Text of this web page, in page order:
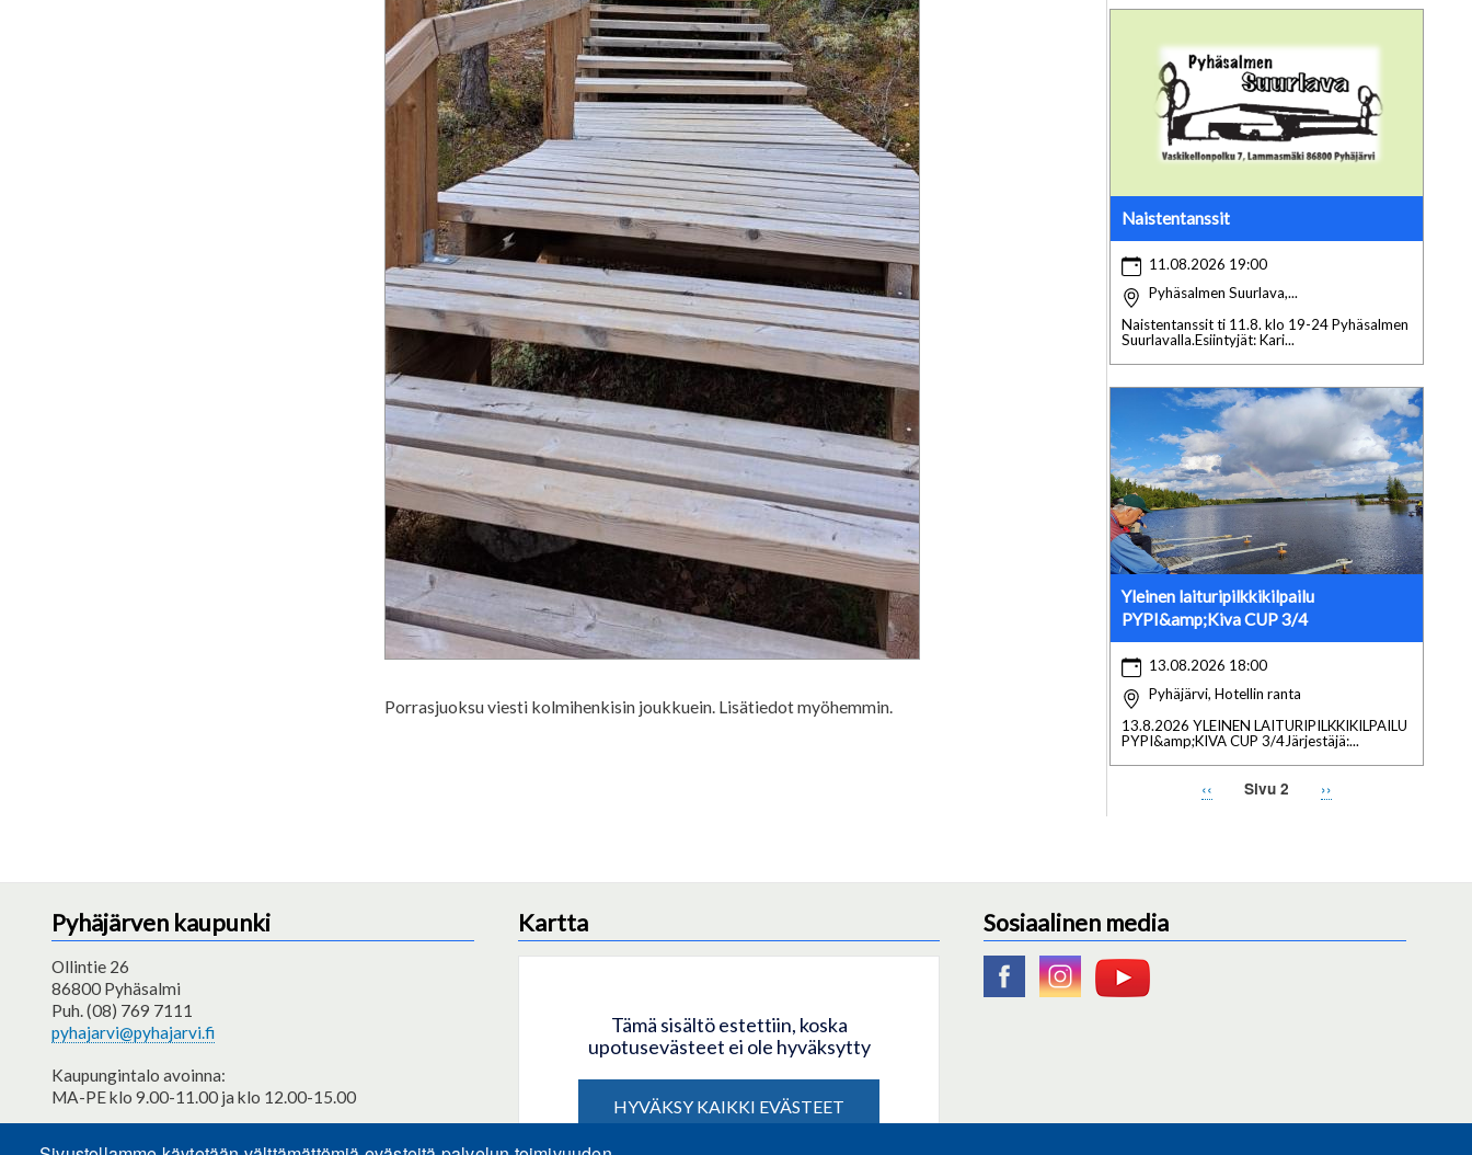
Porrasjuoksu viesti kolmihenkisin joukkuein. Lisätiedot myöhemmin.
Naistentanssit
11.08.2026 19:00
Pyhäsalmen Suurlava,...
Naistentanssit ti 11.8. klo 19-24 Pyhäsalmen
Suurlavalla.Esiintyjät: Kari...
Yleinen laituripilkkikilpailu
PYPI&amp;Kiva CUP 3/4
13.08.2026 18:00
Pyhäjärvi, Hotellin ranta
13.8.2026 YLEINEN LAITURIPILKKIKILPAILU
PYPI&amp;KIVA CUP 3/4Järjestäjä:...
Edellinen
‹‹ Sivu 2
Seuraava
››
Pyhäjärven kaupunki
Ollintie 26
86800 Pyhäsalmi
Puh. (08) 769 7111
pyhajarvi@pyhajarvi.fi
Kaupungintalo avoinna:
MA-PE klo 9.00-11.00 ja klo 12.00-15.00
Kartta
Tämä sisältö estettiin, koska
upotusevästeet ei ole hyväksytty
HYVÄKSY KAIKKI EVÄSTEET
Sosiaalinen media